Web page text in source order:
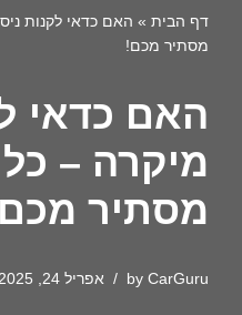
דף הבית » האם כדאי לקנות
מסתיר מכם!
האם כדאי
מיקרה –
מסתיר
by CarGuru אפריל 24, 2025